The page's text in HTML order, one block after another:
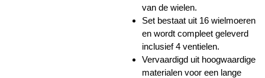
van de wielen.
Set bestaat uit 16 wielmoeren
en wordt compleet geleverd
inclusief 4 ventielen.
Vervaardigd uit hoogwaardige
materialen voor een lange